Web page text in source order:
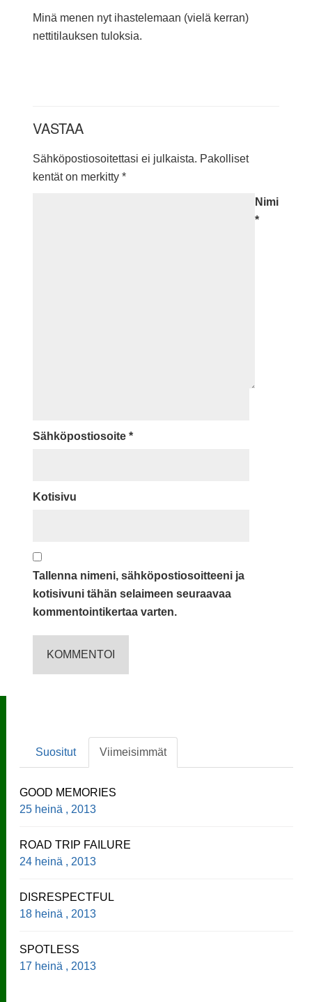
Minä menen nyt ihastelemaan (vielä kerran)
nettitilauksen tuloksia.
VASTAA
Sähköpostiosoitettasi ei julkaista. Pakolliset
kentät on merkitty *
Nimi
*
Sähköpostiosoite *
Kotisivu
Tallenna nimeni, sähköpostiosoitteeni ja
kotisivuni tähän selaimeen seuraavaa
kommentointikertaa varten.
Suositut Viimeisimmät
GOOD MEMORIES
25 heinä , 2013
ROAD TRIP FAILURE
24 heinä , 2013
DISRESPECTFUL
18 heinä , 2013
SPOTLESS
17 heinä , 2013